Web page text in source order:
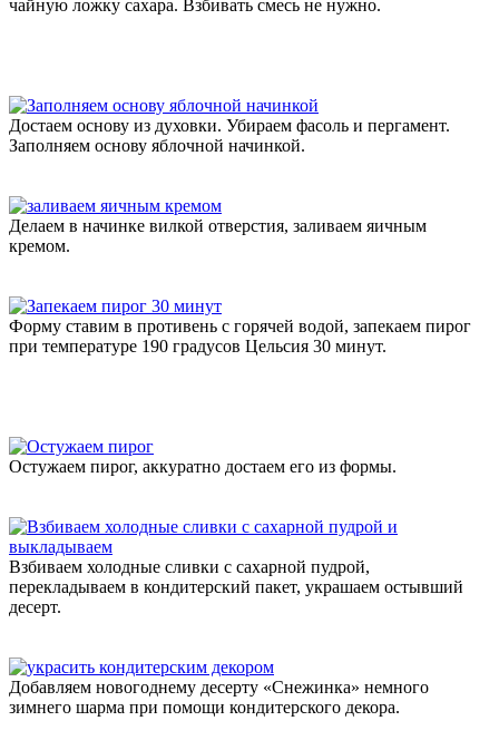
чайную ложку сахара. Взбивать смесь не нужно.
Достаем основу из духовки. Убираем фасоль и пергамент.
Заполняем основу яблочной начинкой.
Делаем в начинке вилкой отверстия, заливаем яичным
кремом.
Форму ставим в противень с горячей водой, запекаем пирог
при температуре 190 градусов Цельсия 30 минут.
Остужаем пирог, аккуратно достаем его из формы.
Взбиваем холодные сливки с сахарной пудрой,
перекладываем в кондитерский пакет, украшаем остывший
десерт.
Добавляем новогоднему десерту «Снежинка» немного
зимнего шарма при помощи кондитерского декора.